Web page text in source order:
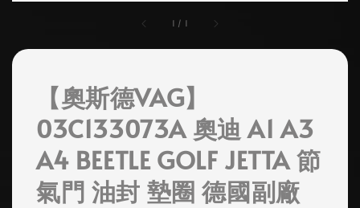
1 / 1
【奧斯德VAG】
03C133073A 奧迪 A1 A3
A4 BEETLE GOLF JETTA 節
氣門 油封 墊圈 德國副廠